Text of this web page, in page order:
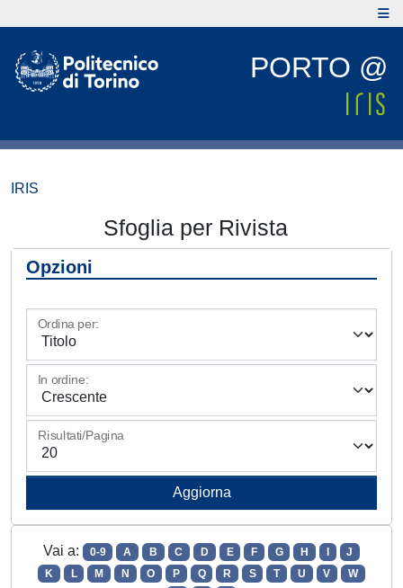
PORTO @
IRIS
Sfoglia per Rivista
Opzioni
Ordina per:
In ordine:
Risultati/Pagina
Vai a: 0-9 A B C D E F G H
J
K
L M N O P Q R S T U V
W